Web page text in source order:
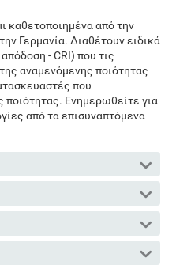
καθετοποιημένα από την
Γερμανία. Διαθέτουν ειδικά
- CRI) που τις
αναμενόμενης ποιότητας
που
ποιότητας. Ενημερωθείτε για
από τα επισυναπτόμενα